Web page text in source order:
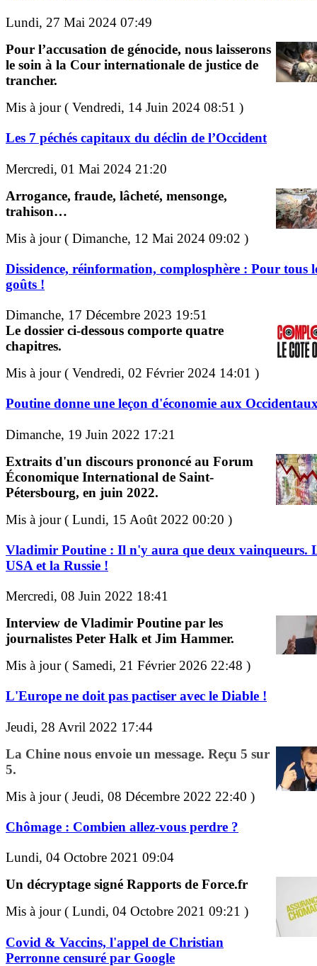
Lundi, 27 Mai 2024 07:49
Pour l’accusation de génocide, nous laisserons
le soin à la Cour internationale de justice de
trancher.
Mis à jour ( Vendredi, 14 Juin 2024 08:51 )
Les 7 péchés capitaux du déclin de l’Occident
Mercredi, 01 Mai 2024 21:20
Arrogance, fraude, lâcheté, mensonge,
trahison…
Mis à jour ( Dimanche, 12 Mai 2024 09:02 )
Dissidence, réinformation, complosphère : Pour tous
goûts !
Dimanche, 17 Décembre 2023 19:51
Le dossier ci-dessous comporte quatre
chapitres.
Mis à jour ( Vendredi, 02 Février 2024 14:01 )
Poutine donne une leçon d'économie aux
Dimanche, 19 Juin 2022 17:21
Extraits d'un discours prononcé au Forum
Économique International de Saint-
Pétersbourg, en juin 2022.
Mis à jour ( Lundi, 15 Août 2022 00:20 )
Vladimir Poutine : Il n'y aura que deux vainqueurs.
USA et la Russie !
Mercredi, 08 Juin 2022 18:41
Interview de Vladimir Poutine par les
journalistes Peter Halk et Jim Hammer.
Mis à jour ( Samedi, 21 Février 2026 22:48 )
L'Europe ne doit pas pactiser avec le Diable !
Jeudi, 28 Avril 2022 17:44
La Chine nous envoie un message. Reçu 5 sur
5.
Mis à jour ( Jeudi, 08 Décembre 2022 22:40 )
Chômage : Combien allez-vous perdre ?
Lundi, 04 Octobre 2021 09:04
Un décryptage signé Rapports de Force.fr
Mis à jour ( Lundi, 04 Octobre 2021 09:21 )
Covid & Vaccins, l'appel de Christian
Perronne censuré par Google